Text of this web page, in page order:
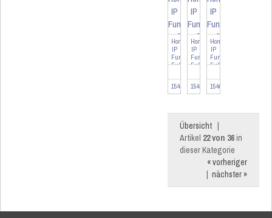
Homematic
IP
Funk
Fußbodenheizungset
154666-S2W3
Homematic
IP
Funk
Fußbodenheizungset
...
154666-S2W4
Homematic
IP
Funk
Fußbodenheizungset
154666-S2W8
Übersicht |
Artikel 22 von 36in
dieser Kategorie
« vorheriger
| nächster »